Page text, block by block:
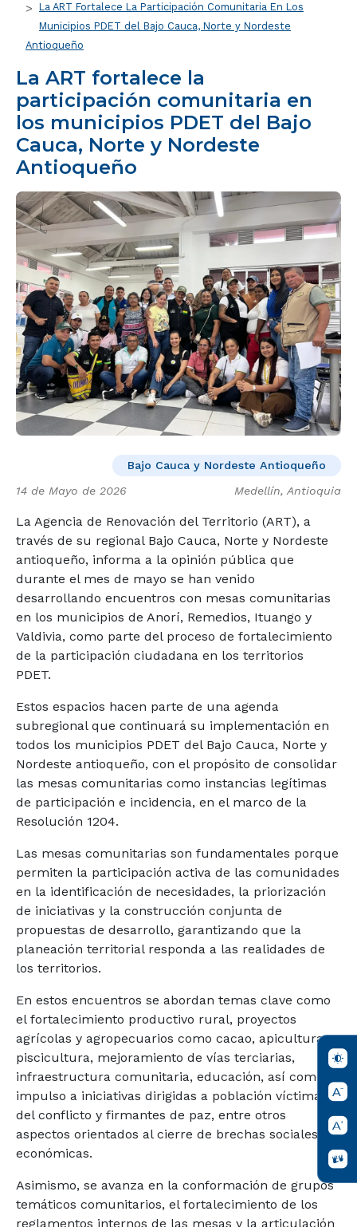
La ART Fortalece La Participación Comunitaria En Los
Municipios PDET del Bajo Cauca, Norte y Nordeste
Antioqueño
La ART fortalece la
participación comunitaria en
los municipios PDET del Bajo
Cauca, Norte y Nordeste
Antioqueño
Bajo Cauca y Nordeste Antioqueño
14 de Mayo de 2026 Medellín, Antioquia
La Agencia de Renovación del Territorio (ART), a
través de su regional Bajo Cauca, Norte y Nordeste
antioqueño, informa a la opinión pública que
durante el mes de mayo se han venido
desarrollando encuentros con mesas comunitarias
en los municipios de Anorí, Remedios, Ituango y
Valdivia, como parte del proceso de fortalecimiento
de la participación ciudadana en los territorios
PDET.
Estos espacios hacen parte de una agenda
subregional que continuará su implementación en
todos los municipios PDET del Bajo Cauca, Norte y
Nordeste antioqueño, con el propósito de consolidar
las mesas comunitarias como instancias legítimas
de participación e incidencia, en el marco de la
Resolución 1204.
Las mesas comunitarias son fundamentales porque
permiten la participación activa de las comunidades
en la identificación de necesidades, la priorización
de iniciativas y la construcción conjunta de
propuestas de desarrollo, garantizando que la
planeación territorial responda a las realidades de
los territorios.
En estos encuentros se abordan temas clave como
el fortalecimiento productivo rural, proyectos
agrícolas y agropecuarios como cacao, apicultura y
piscicultura, mejoramiento de vías terciarias,
infraestructura comunitaria, educación, así como el
impulso a iniciativas dirigidas a población víctima
del conflicto y firmantes de paz, entre otros
aspectos orientados al cierre de brechas sociales y
económicas.
Asimismo, se avanza en la conformación de grupos
temáticos comunitarios, el fortalecimiento de los
reglamentos internos de las mesas y la articulación